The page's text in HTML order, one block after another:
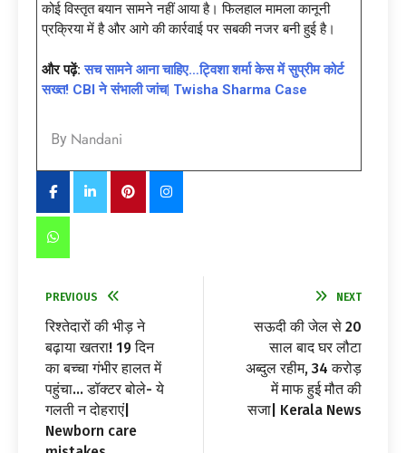
कोई विस्तृत बयान सामने नहीं आया है। फिलहाल मामला कानूनी
प्रक्रिया में है और आगे की कार्रवाई पर सबकी नजर बनी हुई है।
और पढ़ें:सच सामने आना चाहिए…ट्विशा शर्मा केस में सुप्रीम कोर्ट
सख्त! CBI ने संभाली जांच| Twisha Sharma Case
By Nandani
PREVIOUS
रिश्तेदारों की भीड़ ने
बढ़ाया खतरा! 19 दिन
का बच्चा गंभीर हालत में
पहुंचा… डॉक्टर बोले- ये
गलती न दोहराएं|
Newborn care
NEXT
सऊदी की जेल से 20
साल बाद घर लौटा
अब्दुल रहीम, 34 करोड़
में माफ हुई मौत की
सजा| Kerala News